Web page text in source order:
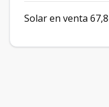
Solar en venta